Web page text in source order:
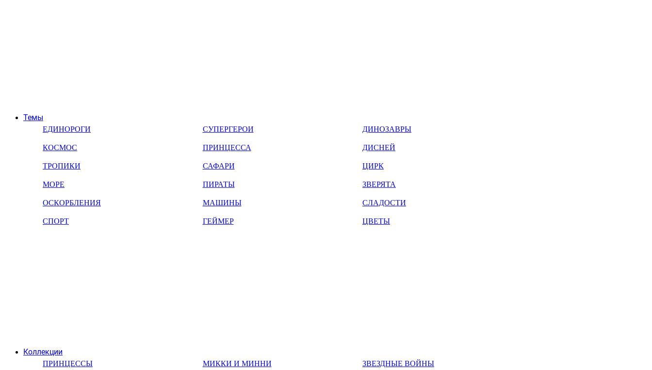
Темы
ЕДИНОРОГИ
КОСМОС
ТРОПИКИ
МОРЕ
ОСКОРБЛЕНИЯ
СПОРТ
СУПЕРГЕРОИ
ПРИНЦЕССА
САФАРИ
ПИРАТЫ
МАШИНЫ
ГЕЙМЕР
ДИНОЗАВРЫ
ДИСНЕЙ
ЦИРК
ЗВЕРЯТА
СЛАДОСТИ
ЦВЕТЫ
Коллекции
ПРИНЦЕССЫ МИККИ И МИННИ ЗВЕЗДНЫЕ ВОЙНЫ